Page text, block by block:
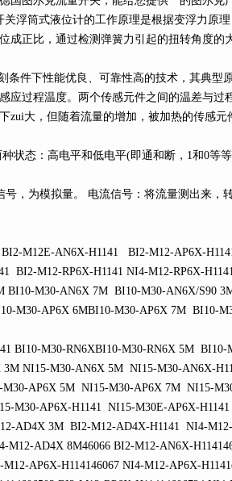
浮筒式液位计的工作原理是根据变浮力原
成正比，通过检测弹簧力引起的扭转角度的
件下性能优良、可靠性高的技术，其典型
应过程温度。两个传感元件之间的温差与过
zui大，但随着流量的增加，被加热的传感元
状态：高电平和低电平(即通和断，1和0等
，为模拟量。 电流信号：将流量测出来，
M12E-AN6X-H1141 BI2-M12-AP6X-
BI2-M12-RP6X-H1141 NI4-M12-RP6X-
BI10-M30-AN6X 7M BI10-M30-AN6X/S90
M30-AP6X 6MBI10-M30-AP6X 7M BI10-
BI10-M30-RN6XBI10-M30-RN6X 5M BI10-
NI15-M30-AN6X 5M NI15-M30-AN6X-
AP6X 5M NI15-M30-AP6X 7M NI15-
M30-AP6X-H1141 NI15-M30E-AP6X-
AD4X 3M BI2-M12-AD4X-H1141 NI4-
AD4X 8M46066 BI2-M12-AN6X-
AP6X-H114146067 NI4-M12-AP6X-